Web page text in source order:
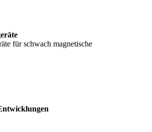
für schwach magnetische